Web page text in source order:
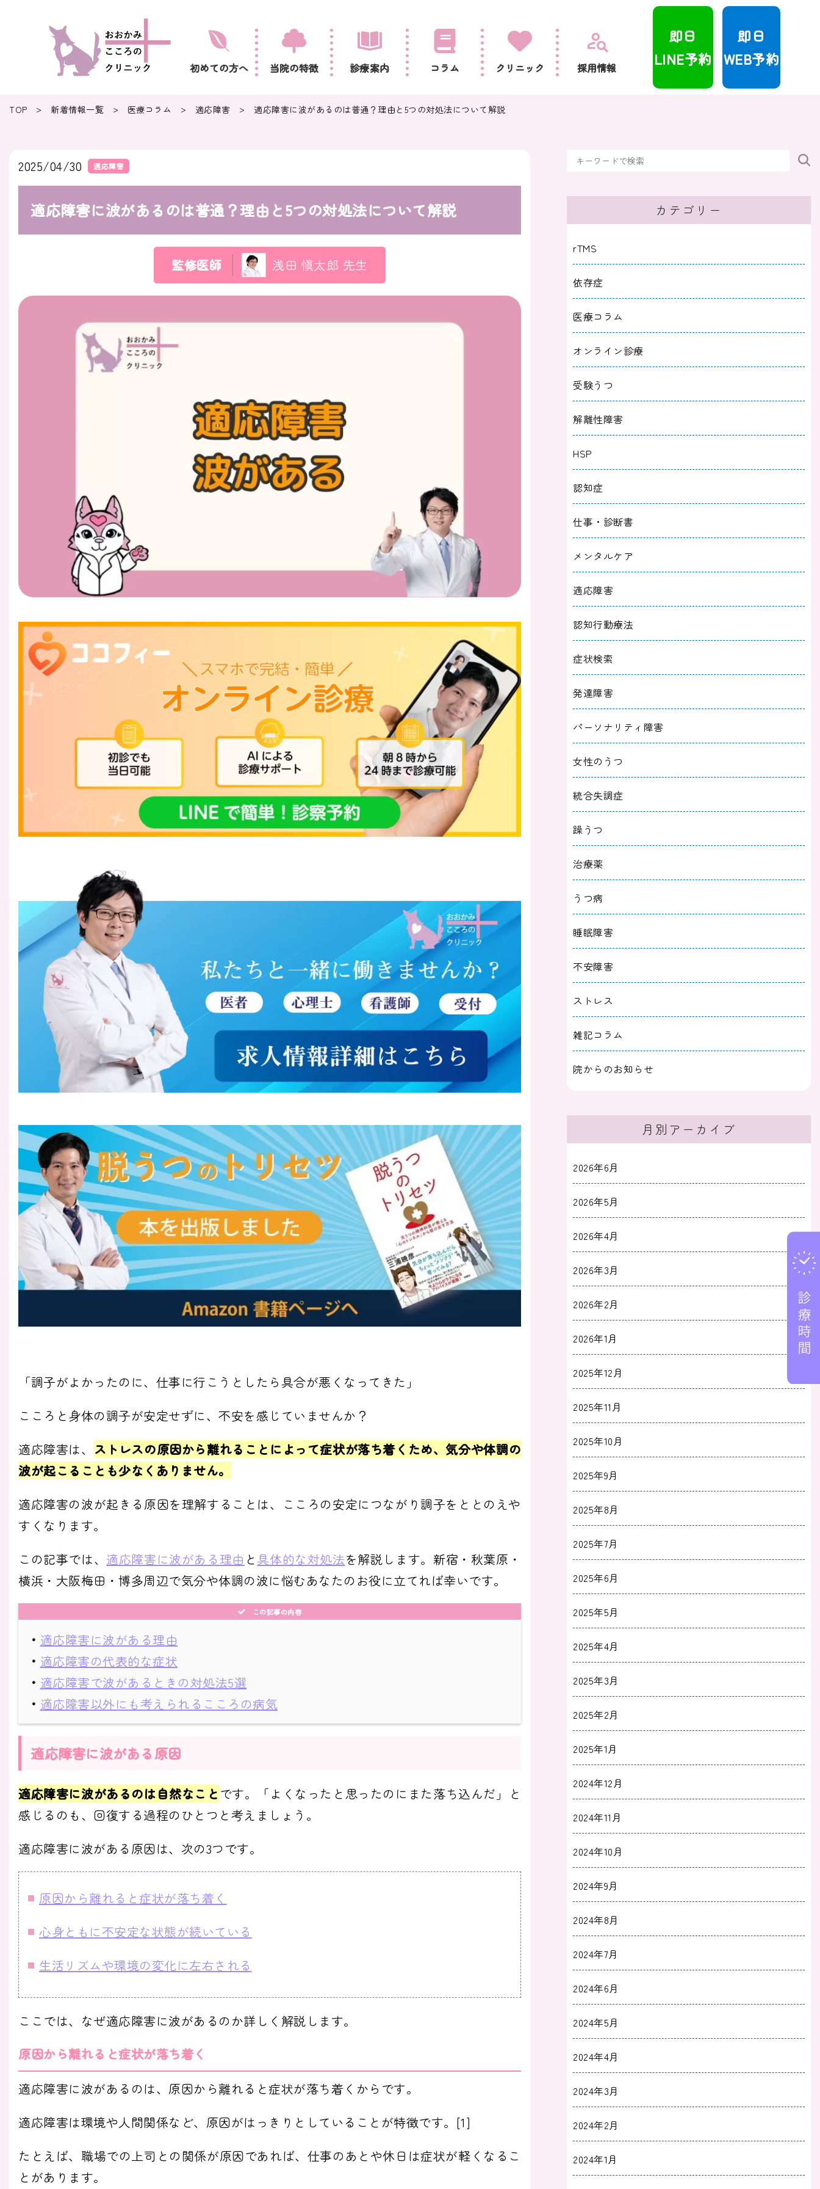
初めての方へ 当院の特徴 診療案内 コラム クリニック 採用情報
即日
LINE予約
即日
WEB予約
TOP > 新着情報一覧 > 医療コラム > 適応障害 > 適応障害に波があるのは普通？理由と5つの対処法について解説
2025/04/30 適応障害
適応障害に波があるのは普通？理由と5つの対処法について解説
監修医師 浅田 愼太郎 先生
「調子がよかったのに、仕事に行こうとしたら具合が悪くなってきた」
こころと身体の調子が安定せずに、不安を感じていませんか？
適応障害は、 ストレスの原因から離れることによって症状が落ち着くため、気分や体調の
波が起こることも少なくありません。
適応障害の波が起きる原因を理解することは、こころの安定につながり調子をととのえや
すくなります。
この記事では、 適応障害に波がある理由 と具体的な対処法を解説します。新宿・秋葉原・
横浜・大阪梅田・博多周辺で気分や体調の波に悩むあなたのお役に立てれば幸いです。
この記事の内容
・ 適応障害に波がある理由
・ 適応障害の代表的な症状
・ 適応障害で波があるときの対処法5選
・ 適応障害以外にも考えられるこころの病気
適応障害に波がある原因
適応障害に波があるのは自然なこと です。「よくなったと思ったのにまた落ち込んだ」と
感じるのも、回復する過程のひとつと考えましょう。
適応障害に波がある原因は、次の3つです。
原因から離れると症状が落ち着く
心身ともに不安定な状態が続いている
生活リズムや環境の変化に左右される
ここでは、なぜ適応障害に波があるのか詳しく解説します。
原因から離れると症状が落ち着く
適応障害に波があるのは、原因から離れると症状が落ち着くからです。
適応障害は環境や人間関係など、原因がはっきりとしていることが特徴です。[1]
たとえば、職場での上司との関係が原因であれば、仕事のあとや休日は症状が軽くなるこ
とがあります。
カテゴリー
rTMS
依存症
医療コラム
オンライン診療
受験うつ
解離性障害
HSP
認知症
仕事・診断書
メンタルケア
適応障害
認知行動療法
症状検索
発達障害
パーソナリティ障害
女性のうつ
統合失調症
躁うつ
治療薬
うつ病
睡眠障害
不安障害
ストレス
雑記コラム
院からのお知らせ
月別アーカイブ
2026年6月
2026年5月
2026年4月
2026年3月
2026年2月
2026年1月
2025年12月
2025年11月
2025年10月
2025年9月
2025年8月
2025年7月
2025年6月
2025年5月
2025年4月
2025年3月
2025年2月
2025年1月
2024年12月
2024年11月
2024年10月
2024年9月
2024年8月
2024年7月
2024年6月
2024年5月
2024年4月
2024年3月
2024年2月
2024年1月